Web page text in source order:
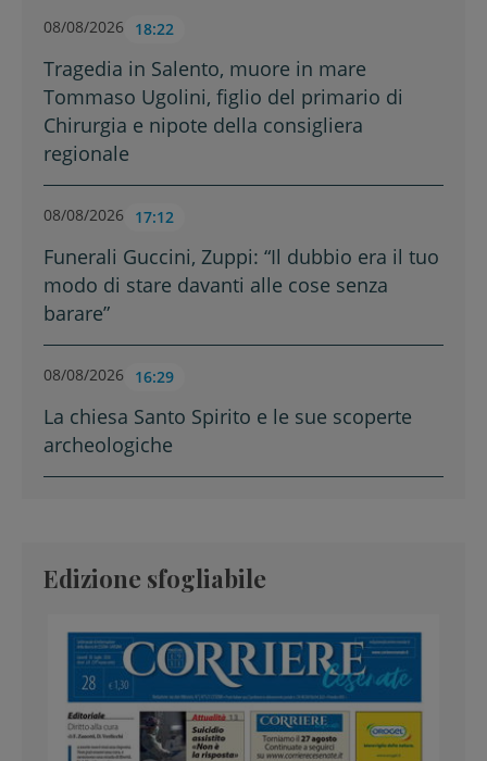
08/08/2026 18:22
Tragedia in Salento, muore in mare
Tommaso Ugolini, figlio del primario di
Chirurgia e nipote della consigliera
regionale
08/08/2026 17:12
Funerali Guccini, Zuppi: “Il dubbio era il tuo
modo di stare davanti alle cose senza
barare”
08/08/2026 16:29
La chiesa Santo Spirito e le sue scoperte
archeologiche
Edizione sfogliabile